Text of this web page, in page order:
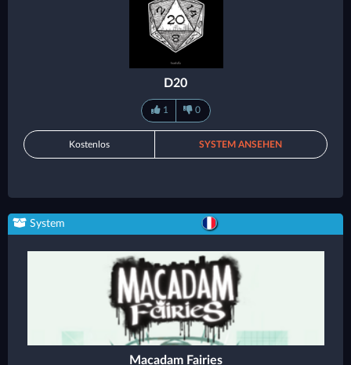
D20
1 0
Kostenlos SYSTEM ANSEHEN
System
Macadam Fairies